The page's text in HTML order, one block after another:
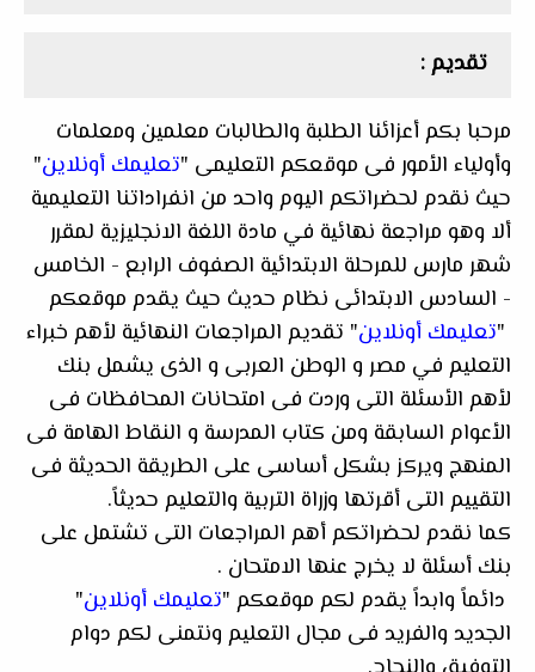
تقديم :
مرحبا بكم أعزائنا الطلبة والطالبات معلمين ومعلمات
وأولياء الأمور فى موقعكم التعليمى "تعليمك أونلاين"
حيث نقدم لحضراتكم اليوم واحد من انفراداتنا التعليمية
ألا وهو مراجعة نهائية في مادة اللغة الانجليزية لمقرر
شهر مارس للمرحلة الابتدائية الصفوف الرابع - الخامس
- السادس الابتدائى نظام حديث حيث يقدم موقعكم
"تعليمك أونلاين" تقديم المراجعات النهائية لأهم خبراء
التعليم في مصر و الوطن العربى و الذى يشمل بنك
لأهم الأسئلة التى وردت فى امتحانات المحافظات فى
الأعوام السابقة ومن كتاب المدرسة و النقاط الهامة فى
المنهج ويركز بشكل أساسى على الطريقة الحديثة فى
التقييم التى أقرتها وزراة التربية والتعليم حديثاً.
كما نقدم لحضراتكم أهم المراجعات التى تشتمل على
بنك أسئلة لا يخرج عنها الامتحان .
دائماً وابداً يقدم لكم موقعكم "تعليمك أونلاين"
الجديد والفريد فى مجال التعليم ونتمنى لكم دوام